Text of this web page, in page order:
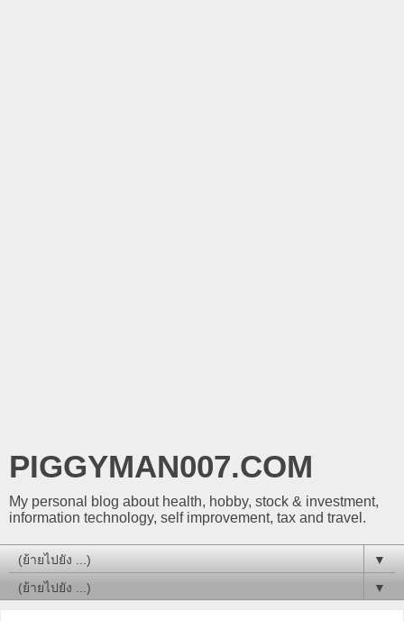
PIGGYMAN007.COM
My personal blog about health, hobby, stock & investment,
information technology, self improvement, tax and travel.
▼
▼